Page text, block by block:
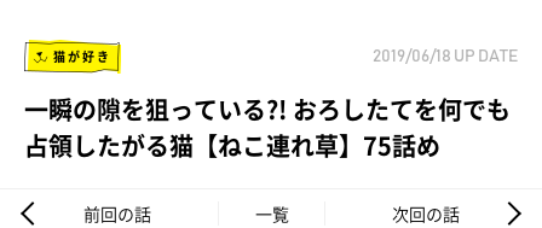
猫が好き 2019/06/18 UP DATE
一瞬の隙を狙っている?! おろしたてを何でも
占領したがる猫【ねこ連れ草】75話め
前回の話 一覧 次回の話